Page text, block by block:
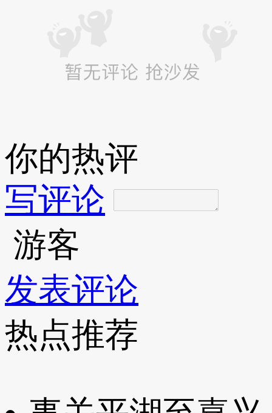
你的热评
写评论
游客
发表评论
热点推荐